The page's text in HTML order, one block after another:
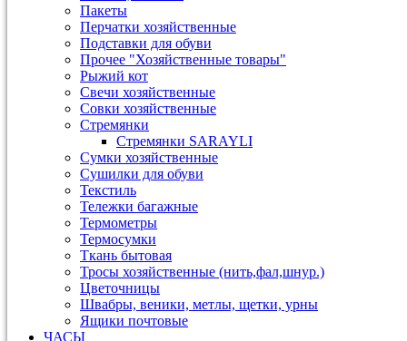
Пакеты
Перчатки хозяйственные
Подставки для обуви
Прочее "Хозяйственные товары"
Рыжий кот
Свечи хозяйственные
Совки хозяйственные
Стремянки
Стремянки SARAYLI
Сумки хозяйственные
Сушилки для обуви
Текстиль
Тележки багажные
Термометры
Термосумки
Ткань бытовая
Тросы хозяйственные (нить,фал,шнур.)
Цветочницы
Швабры, веники, метлы, щетки, урны
Ящики почтовые
ЧАСЫ